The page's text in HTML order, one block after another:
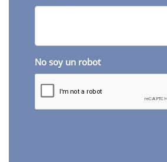
No soy un robot